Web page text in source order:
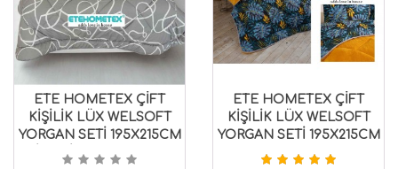
ETE HOMETEX ÇİFT
KİŞİLİK LÜX WELSOFT
YORGAN SETİ 195X215CM
MİX GRİ 8696474232069
ETE HOMETEX ÇİFT
KİŞİLİK LÜX WELSOFT
YORGAN SETİ 195X215CM
MONESTERA HARDAL